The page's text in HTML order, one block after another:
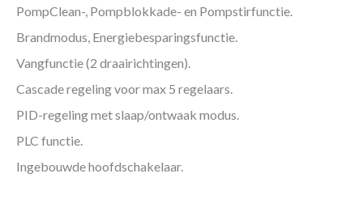
PompClean-, Pompblokkade- en Pompstirfunctie.
Brandmodus, Energiebesparingsfunctie.
Vangfunctie (2 draairichtingen).
Cascade regeling voor max 5 regelaars.
PID-regeling met slaap/ontwaak modus.
PLC functie.
Ingebouwde hoofdschakelaar.